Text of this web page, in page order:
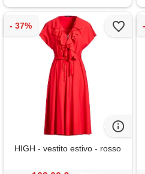
HIGH - vestito estivo - rosso